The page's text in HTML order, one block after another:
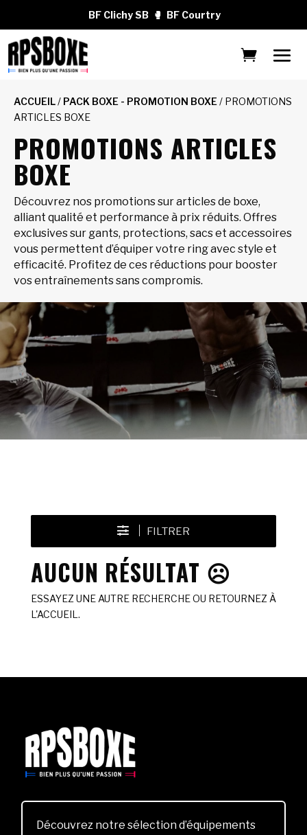
BF Clichy SB 🥊 BF Courtry
ACCUEIL/ PACK BOXE - PROMOTION BOXE / PROMOTIONS
ARTICLES BOXE
PROMOTIONS ARTICLES
BOXE
Découvrez nos promotions sur articles de boxe,
alliant qualité et performance à prix réduits. Offres
exclusives sur gants, protections, sacs et accessoires
vous permettent d’équiper votre ring avec style et
efficacité. Profitez de ces réductions pour booster
vos entraînements sans compromis.
FILTRER
AUCUN RÉSULTAT ☹️
ESSAYEZ UNE AUTRE RECHERCHE OU RETOURNEZ À
L'ACCUEIL.
Découvrez notre sélection d’équipements